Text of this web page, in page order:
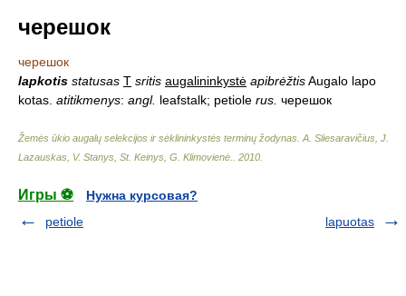
черешок
черешок
lapkotis statusas T sritis augalininkystė apibrėžtisAugalo lapo
kotas. atitikmenys: angl. leafstalk; petiole rus. черешок
Žemės ūkio augalų selekcijos ir sėklininkystės terminų žodynas A. Sliesaravičius, J.
Lazauskas, V. Stanys, St. Keinys, G. Klimovienė.
2010
Игры ⚽
Нужна курсовая?
petiole
lapuotas